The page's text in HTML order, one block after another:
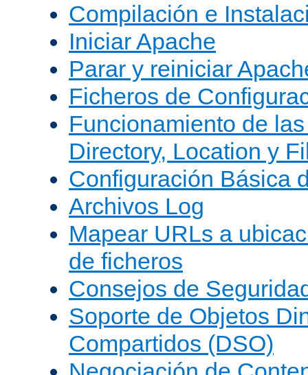
Compilación e
Iniciar Apache
Parar y reiniciar
Ficheros de
Funcionamiento de
Directory, Location y
Configuración Básica
Archivos Log
Mapear URLs a
de ficheros
Consejos de
Soporte de Objetos
Compartidos (DSO)